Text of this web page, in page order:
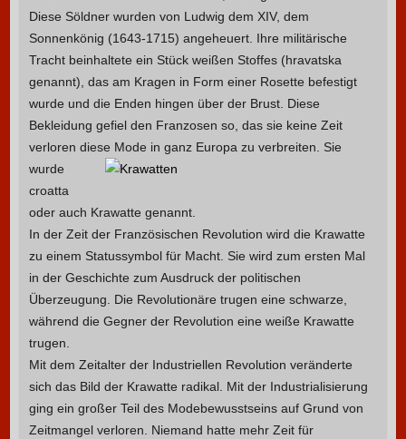
Diese Söldner wurden von Ludwig dem XIV, dem
Sonnenkönig (1643-1715) angeheuert. Ihre militärische
Tracht beinhaltete ein Stück weißen Stoffes (hravatska
genannt), das am Kragen in Form einer Rosette befestigt
wurde und die Enden hingen über der Brust. Diese
Bekleidung gefiel den Franzosen so, das sie keine Zeit
verloren diese Mode in ganz Europa zu verbreiten. Sie
wurde
croatta
oder auch Krawatte genannt.
In der Zeit der Französischen Revolution wird die Krawatte
zu einem Statussymbol für Macht. Sie wird zum ersten Mal
in der Geschichte zum Ausdruck der politischen
Überzeugung. Die Revolutionäre trugen eine schwarze,
während die Gegner der Revolution eine weiße Krawatte
trugen.
Mit dem Zeitalter der Industriellen Revolution veränderte
sich das Bild der Krawatte radikal. Mit der Industrialisierung
ging ein großer Teil des Modebewusstseins auf Grund von
Zeitmangel verloren. Niemand hatte mehr Zeit für